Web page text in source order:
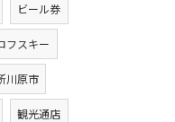
ビール券
フスキー
川原市
観光通店